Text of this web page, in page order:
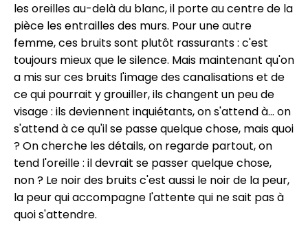
les oreilles au-delà du blanc, il porte au centre de la
pièce les entrailles des murs. Pour une autre
femme, ces bruits sont plutôt rassurants : c'est
toujours mieux que le silence. Mais maintenant qu'on
a mis sur ces bruits l'image des canalisations et de
ce qui pourrait y grouiller, ils changent un peu de
visage : ils deviennent inquiétants, on s'attend à… on
s'attend à ce qu'il se passe quelque chose, mais quoi
? On cherche les détails, on regarde partout, on
tend l'oreille : il devrait se passer quelque chose,
non ? Le noir des bruits c'est aussi le noir de la peur,
la peur qui accompagne l'attente qui ne sait pas à
quoi s'attendre.